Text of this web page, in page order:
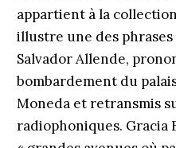
appartient à la
illustre une des
Salvador Allende,
bombardement du
Moneda et retransmis
radiophoniques. Gracia